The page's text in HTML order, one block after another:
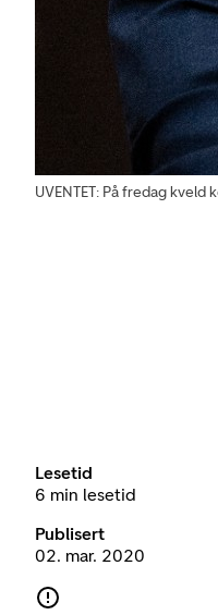
UVENTET: På fredag
Lesetid
6 min lesetid
Publisert
02. mar. 2020